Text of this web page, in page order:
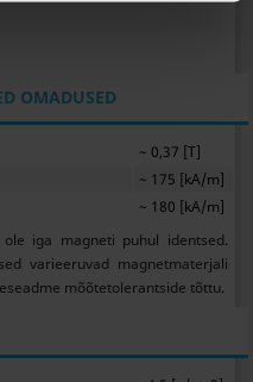
OMADUSED
~ 0,37 [T]
~ 175 [kA/m]
~ 180 [kA/m]
iga magneti puhul identsed.
varieeruvad magnetmaterjali
mõõtetolerantside tõttu.